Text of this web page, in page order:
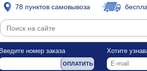
78 пунктов самовывоза
Введите номер заказа Хотите